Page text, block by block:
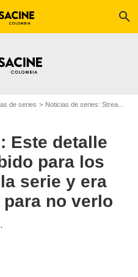
search
de series Noticias de series: Streaming
Este detalle
para los
serie y era
no verlo